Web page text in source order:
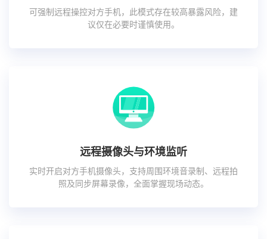
可强制远程操控对方手机，此模式存在较高暴露风险，建
议仅在必要时谨慎使用。
远程摄像头与环境监听
实时开启对方手机摄像头，支持周围环境音录制、远程拍
照及同步屏幕录像，全面掌握现场动态。